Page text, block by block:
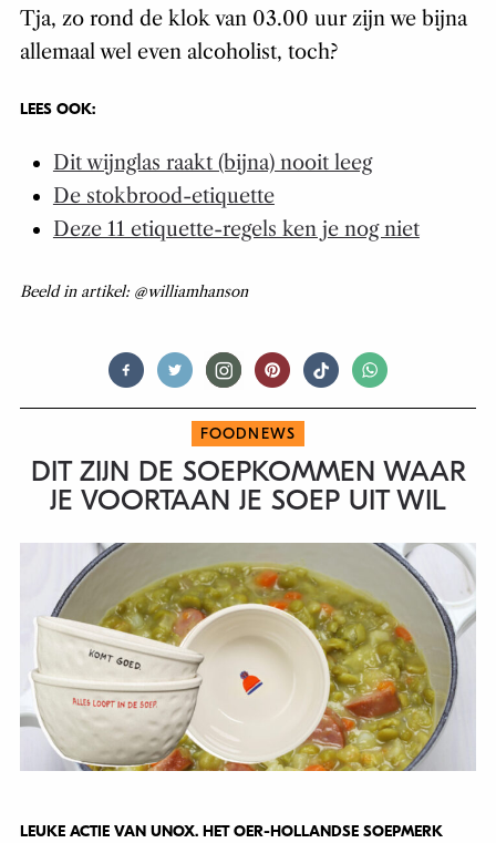
Tja, zo rond de klok van 03.00 uur zijn we bijna
allemaal wel even alcoholist, toch?
LEES OOK:
Dit wijnglas raakt (bijna) nooit leeg
De stokbrood-etiquette
Deze 11 etiquette-regels ken je nog niet
Beeld in artikel: @williamhanson
FOODNEWS
DIT ZIJN DE SOEPKOMMEN WAAR
JE VOORTAAN JE SOEP UIT WIL
LEUKE ACTIE VAN UNOX. HET OER-HOLLANDSE SOEPMERK